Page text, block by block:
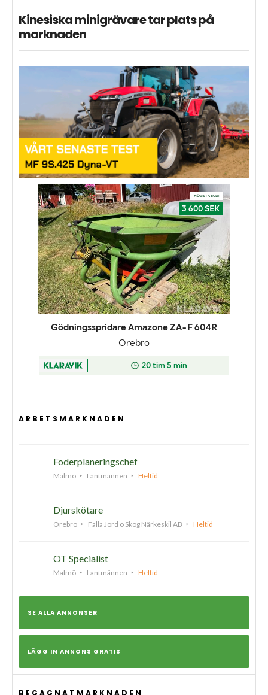
Kinesiska minigrävare tar plats på
marknaden
ARBETSMARKNADEN
Foderplaneringschef
Malmö Lantmännen Heltid
Djurskötare
Örebro Falla Jord o Skog Närkeskil AB Heltid
OT Specialist
Malmö Lantmännen Heltid
SE ALLA ANNONSER
LÄGG IN ANNONS GRATIS
BEGAGNATMARKNADEN